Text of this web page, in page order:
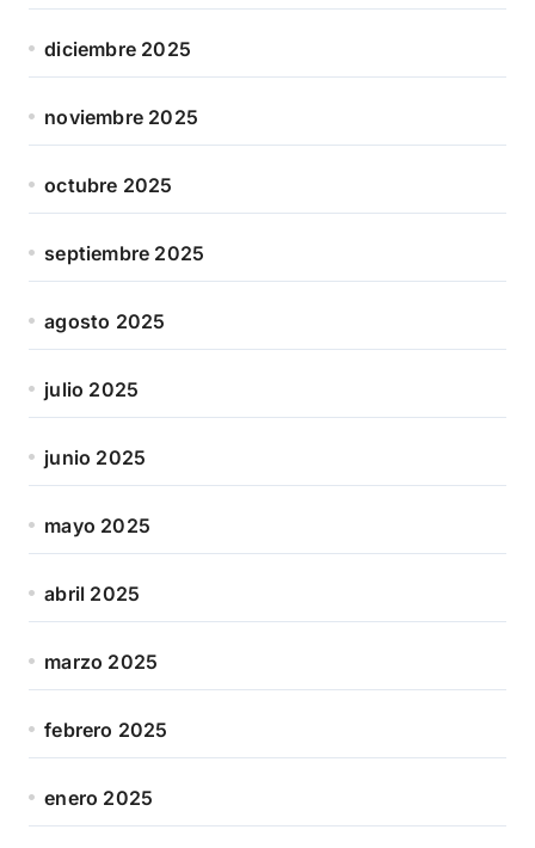
diciembre 2025
noviembre 2025
octubre 2025
septiembre 2025
agosto 2025
julio 2025
junio 2025
mayo 2025
abril 2025
marzo 2025
febrero 2025
enero 2025